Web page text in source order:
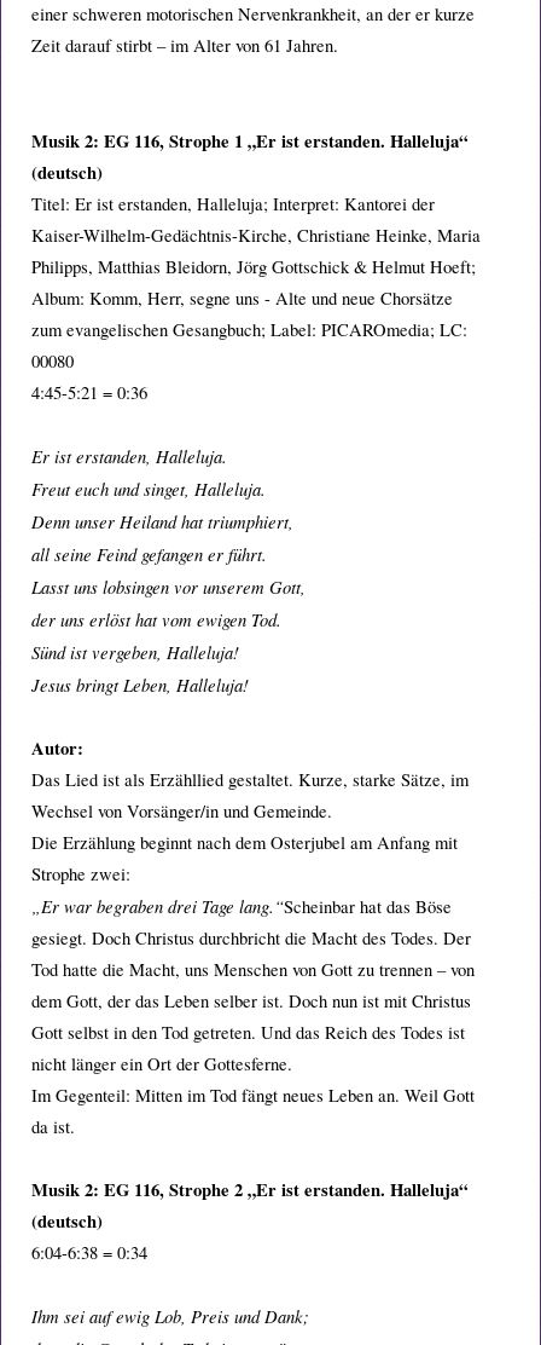
einer schweren motorischen Nervenkrankheit, an der er kurze
Zeit darauf stirbt – im Alter von 61 Jahren.
Musik 2: EG 116, Strophe 1 „Er ist erstanden. Halleluja“
(deutsch)
Titel: Er ist erstanden, Halleluja; Interpret: Kantorei der
Kaiser-Wilhelm-Gedächtnis-Kirche, Christiane Heinke, Maria
Philipps, Matthias Bleidorn, Jörg Gottschick & Helmut Hoeft;
Album: Komm, Herr, segne uns - Alte und neue Chorsätze
zum evangelischen Gesangbuch; Label: PICAROmedia; LC:
00080
4:45-5:21 = 0:36
Er ist erstanden, Halleluja.
Freut euch und singet, Halleluja.
Denn unser Heiland hat triumphiert,
all seine Feind gefangen er führt.
Lasst uns lobsingen vor unserem Gott,
der uns erlöst hat vom ewigen Tod.
Sünd ist vergeben, Halleluja!
Jesus bringt Leben, Halleluja!
Autor:
Das Lied ist als Erzähllied gestaltet. Kurze, starke Sätze, im
Wechsel von Vorsänger/in und Gemeinde.
Die Erzählung beginnt nach dem Osterjubel am Anfang mit
Strophe zwei:
„Er war begraben drei Tage lang.“Scheinbar hat das Böse
gesiegt. Doch Christus durchbricht die Macht des Todes. Der
Tod hatte die Macht, uns Menschen von Gott zu trennen – von
dem Gott, der das Leben selber ist. Doch nun ist mit Christus
Gott selbst in den Tod getreten. Und das Reich des Todes ist
nicht länger ein Ort der Gottesferne.
Im Gegenteil: Mitten im Tod fängt neues Leben an. Weil Gott
da ist.
Musik 2: EG 116, Strophe 2 „Er ist erstanden. Halleluja“
(deutsch)
6:04-6:38 = 0:34
Ihm sei auf ewig Lob, Preis und Dank;